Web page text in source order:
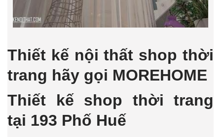
Thiết kế nội thất shop thời
trang hãy gọi MOREHOME
Thiết kế shop thời trang
tại 193 Phố Huế